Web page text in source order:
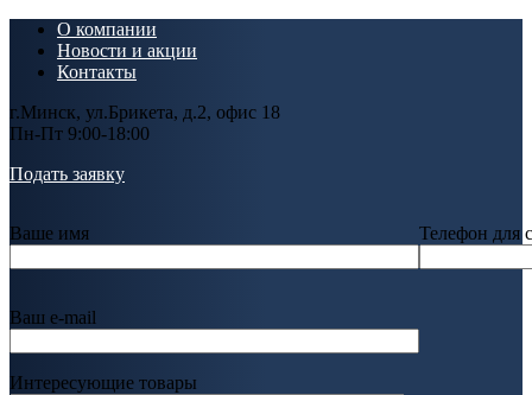
О компании
Новости и акции
Контакты
г.Минск, ул.Брикета, д.2, офис 18
Пн-Пт 9:00-18:00
Подать заявку
Ваше имя Телефон для
Ваш e-mail
Интересующие товары